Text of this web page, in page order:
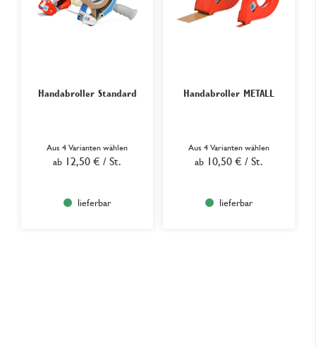
Handabroller Standard
Aus 4 Varianten wählen
ab 12,50 € / St.
lieferbar
Handabroller METALL
Aus 4 Varianten wählen
ab 10,50 € / St.
lieferbar